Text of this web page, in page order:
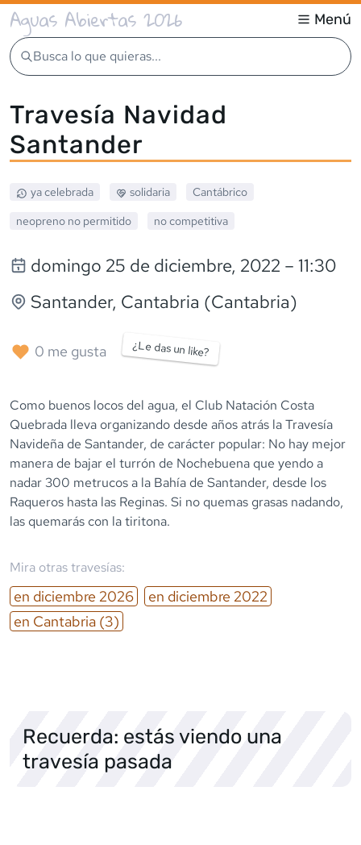
Aguas Abiertas 2026 Menú
Busca lo que quieras...
Travesía Navidad
Santander
ya celebrada solidaria
Cantábrico
neopreno no permitido no competitiva
domingo 25 de diciembre, 2022 – 11:30
Santander, Cantabria (Cantabria)
0 me gusta ¿Le das un like?
Como buenos locos del agua, el Club Natación Costa
Quebrada lleva organizando desde años atrás la Travesía
Navideña de Santander, de carácter popular: No hay mejor
manera de bajar el turrón de Nochebuena que yendo a
nadar 300 metrucos a la Bahía de Santander, desde los
Raqueros hasta las Reginas. Si no quemas grasas nadando,
las quemarás con la tiritona.
Mira otras travesías:
en diciembre 2026 en diciembre 2022
en Cantabria (3)
Recuerda: estás viendo una
travesía pasada